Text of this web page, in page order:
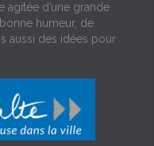
agitée d’une grande
humeur, de
aussi des idées pour